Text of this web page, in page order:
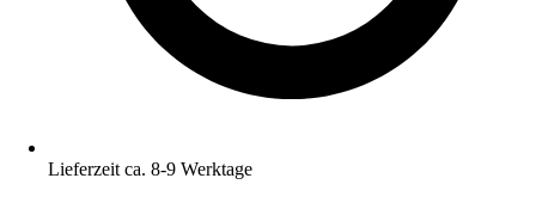
Lieferzeit ca. 8-9 Werktage